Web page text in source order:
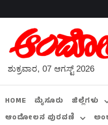
ಶುಕ್ರವಾರ, 07 ಆಗಸ್ಟ್ 2026
HOME ಮೈಸೂರು ಜಿಲ್ಲೆಗಳು
ಆಂದೋಲನ ಪುರವಣಿ